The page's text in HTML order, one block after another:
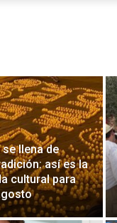
llena de
así es la
cultural para